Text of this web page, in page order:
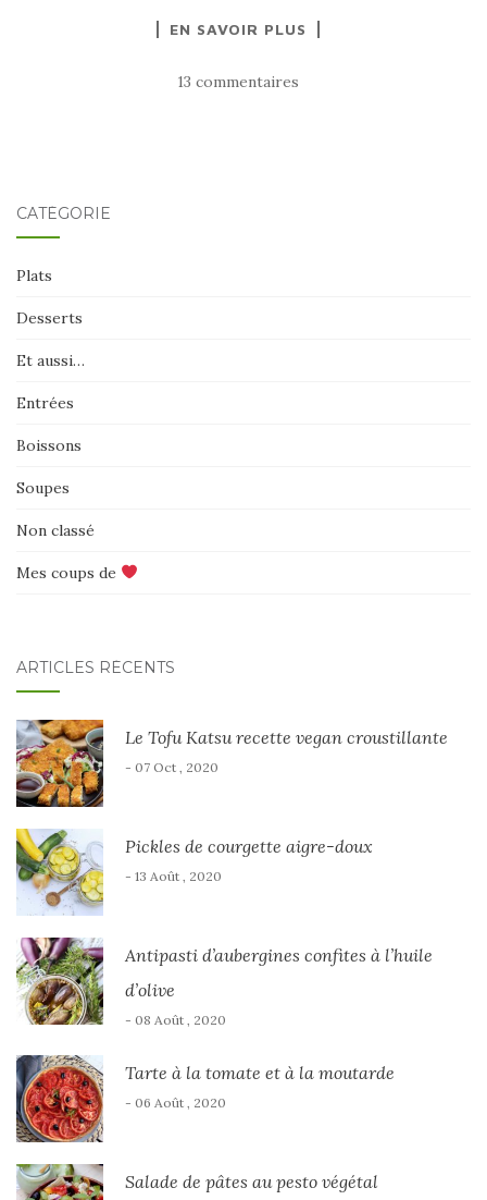
EN SAVOIR PLUS
13 commentaires
CATÉGORIE
Plats
Desserts
Et aussi…
Entrées
Boissons
Soupes
Non classé
Mes coups de
ARTICLES RÉCENTS
Le Tofu Katsu recette vegan croustillante
- 07 Oct , 2020
Pickles de courgette aigre-doux
- 13 Août , 2020
Antipasti d’aubergines confites à l’huile
d’olive
- 08 Août , 2020
Tarte à la tomate et à la moutarde
- 06 Août , 2020
Salade de pâtes au pesto végétal